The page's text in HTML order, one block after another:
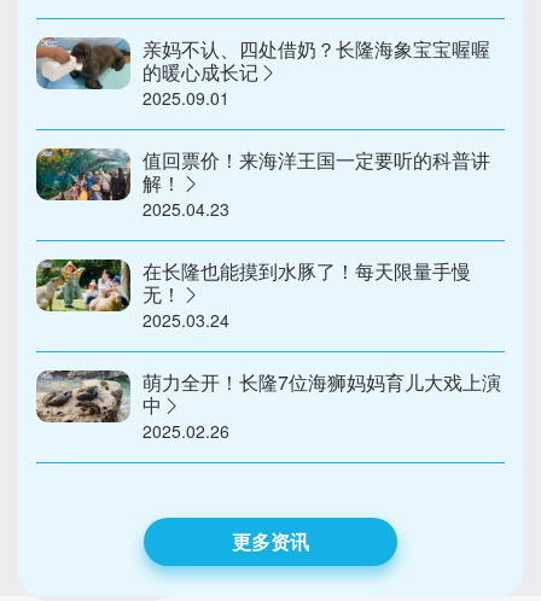
亲妈不认、四处借奶？长隆海象宝宝喔喔
的暖心成长记
2025.09.01
值回票价！来海洋王国一定要听的科普讲
解！
2025.04.23
在长隆也能摸到水豚了！每天限量手慢
无！
2025.03.24
萌力全开！长隆7位海狮妈妈育儿大戏上演
中
2025.02.26
更多资讯